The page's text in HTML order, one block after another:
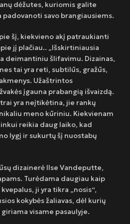
dėžutes, kuriomis galite
padovanoti savo brangiausiems.
šį, kiekvieno akį patraukianti
jį plačiau.. „Išskirtiniausia
deimantiniu šlifavimu. Dizainas,
tai yra reti, subtilūs, gražūs,
Užaštrintos
įgauna prabangią išvaizdą.
yra neįtikėtina, jie rankų
meno kūriniu. Kiekvienam
reikia daug laiko, kad
lygį ir sukurtų šį nuostabų
dizainerė Ilse Vandeputte,
Turėdama daugiau kaip
ji yra tikra „nosis“,
kokybės žaliavas, dėl kurių
visame pasaulyje.